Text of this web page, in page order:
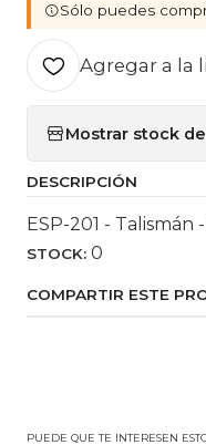
Sólo puedes
Agregar a la
Mostrar stock
DESCRIPCIÓN
ESP-201 - Talismán
STOCK: 0
COMPARTIR ESTE
PUEDE QUE TE INTERESEN